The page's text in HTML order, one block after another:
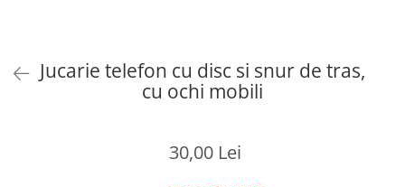
Jucarie telefon cu disc si snur de tras,
cu ochi mobili
30,00 Lei